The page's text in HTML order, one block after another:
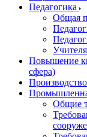
Педагогика
Общая
Повышение
сфера)
Общие